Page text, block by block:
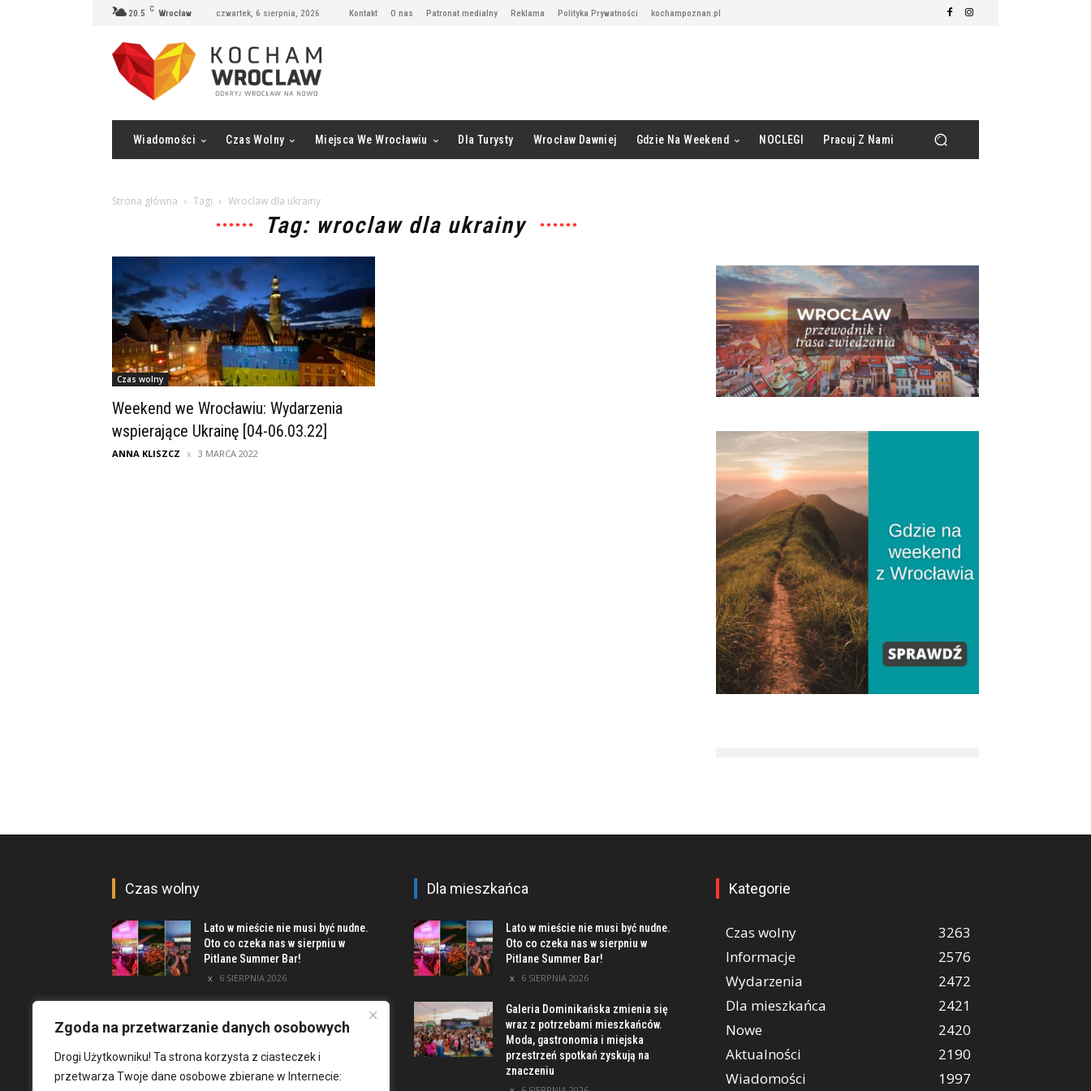
Zgoda na przetwarzanie danych osobowych
Drogi Użytkowniku! Ta strona korzysta z ciasteczek i
przetwarza Twoje dane osobowe zbierane w Internecie:
20.5 C Wrocław czwartek, 6 sierpnia, 2026 Kontakt O nas Patronat medialny Reklama Polityka Prywatności kochampoznan.pl
Wiadomości Czas Wolny Miejsca We Wrocławiu Dla Turysty Wrocław Dawniej Gdzie Na Weekend NOCLEGI Pracuj Z Nami
Strona główna Tagi Wroclaw dla ukrainy
Tag: wroclaw dla ukrainy
Czas wolny
Weekend we Wrocławiu: Wydarzenia
wspierające Ukrainę [04-06.03.22]
ANNA KLISZCZ 3 MARCA 2022
Czas wolny
Lato w mieście nie musi być nudne.
Oto co czeka nas w sierpniu w
Pitlane Summer Bar!
6 SIERPNIA 2026
Mieszkania i Lofty podczas eventu
w Marinie Kleczków
5 SIERPNIA 2026
Dla mieszkańca
Lato w mieście nie musi być nudne.
Oto co czeka nas w sierpniu w
Pitlane Summer Bar!
6 SIERPNIA 2026
Galeria Dominikańska zmienia się
wraz z potrzebami mieszkańców.
Moda, gastronomia i miejska
przestrzeń spotkań zyskują na
znaczeniu
Kategorie
Czas wolny
3263
Informacje
2576
Wydarzenia
2472
Dla mieszkańca
2421
Nowe
2420
Aktualności
2190
Wiadomości
1997